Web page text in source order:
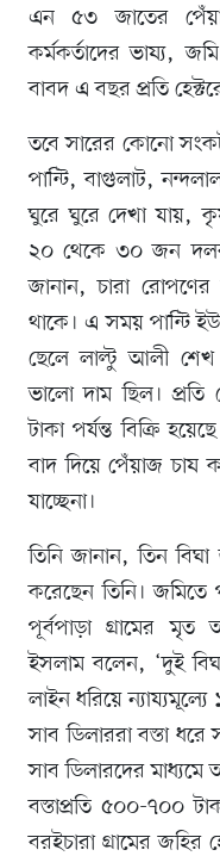
এন ৫৩ জাতের
কর্মকর্তাদের ভাষ্য,
বাবদ এ বছর প্রতি
তবে সারের কোনো
পান্টি, বাগুলাট,
ঘুরে ঘুরে দেখা যায়,
২০ থেকে ৩০ জন
জানান, চারা
থাকে। এ সময় পান্টি
ছেলে লাল্টু আলী
ভালো দাম ছিল।
টাকা পর্যন্ত বিক্রি
বাদ দিয়ে পেঁয়াজ চাষ
যাচ্ছেনা।
তিনি জানান, তিন
করেছেন তিনি। জমিতে
পূর্বপাড়া গ্রামের
ইসলাম বলেন, ‘দুই
লাইন ধরিয়ে
সাব ডিলাররা বস্তা ধরে
সাব ডিলারদের মাধ্যমে
বস্তাপ্রতি ৫০০-৭০০
বরইচারা গ্রামের